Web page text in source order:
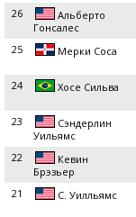
26
Альберто
Гонсалес
25 Мерки Соса
24 Хосе Сильва
23
Сэндерлин
Уильямс
22
Кевин
Брэзьер
21 С. Уилльямс